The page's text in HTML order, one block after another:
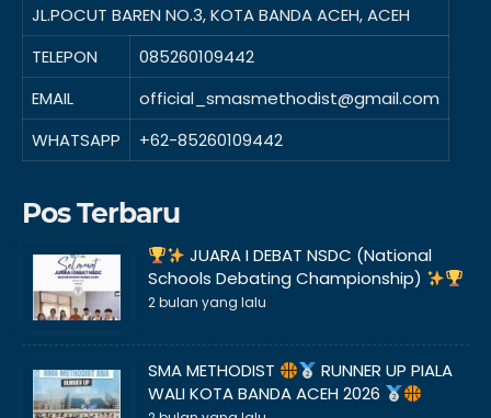
JL.POCUT BAREN NO.3, KOTA BANDA ACEH, ACEH
TELEPON
085260109442
EMAIL
official_smasmethodist@gmail.com
WHATSAPP
+62-85260109442
Pos Terbaru
JUARA I DEBAT NSDC (National
Schools Debating Championship)
2 bulan yang lalu
SMA METHODIST
RUNNER UP PIALA
WALI KOTA BANDA ACEH 2026